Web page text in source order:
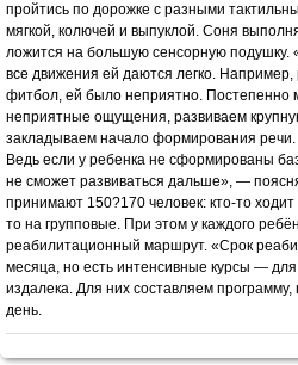
пройтись по дорожке с разными
мягкой, колючей и выпуклой. Соня
ложится на большую сенсорную
все движения ей даются легко.
фитбол, ей было неприятно. Постепенно
неприятные ощущения, развиваем
закладываем начало формирования речи.
Ведь если у ребенка не сформированы
не сможет развиваться дальше», —
принимают 150?170 человек: кто-то
то на групповые. При этом у каждого
реабилитационный маршрут. «Срок
месяца, но есть интенсивные курсы —
издалека. Для них составляем
день.